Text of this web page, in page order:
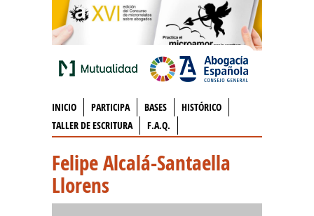
INICIO PARTICIPA BASES
HISTÓRICO
TALLER DE ESCRITURA
F.A.Q.
Felipe Alcalá-Santaella
Llorens